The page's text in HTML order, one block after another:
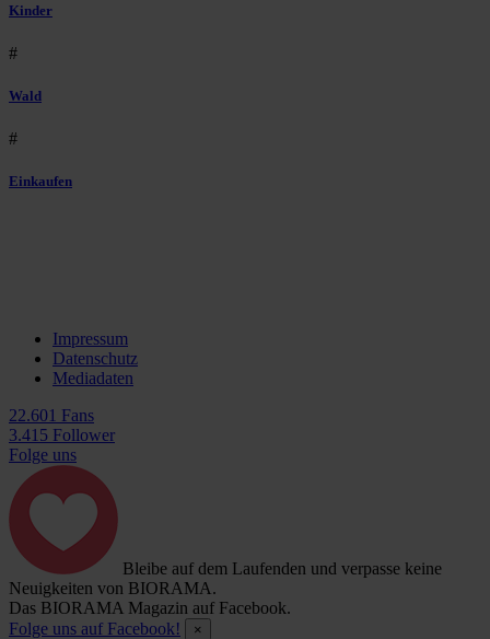
Kinder
#
Wald
#
Einkaufen
Impressum
Datenschutz
Mediadaten
22.601 Fans
3.415 Follower
Folge uns
Bleibe auf dem Laufenden und verpasse keine
Neuigkeiten von BIORAMA.
Das BIORAMA Magazin auf Facebook.
Folge uns auf Facebook!
×